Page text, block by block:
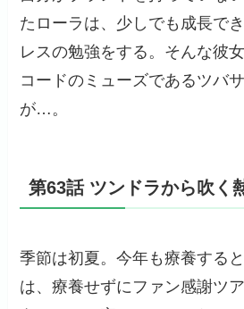
たローラは、少しでも成長で
レスの勉強をする。そんな彼
コードのミューズであるツバ
が…。
第63話 ツンドラから吹く
季節は初夏。今年も療養する
は、療養せずにファン感謝ツ